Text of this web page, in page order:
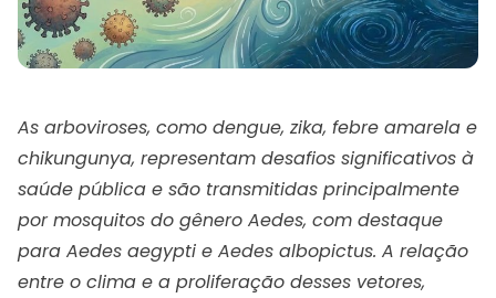
As arboviroses, como dengue, zika, febre amarela e
chikungunya, representam desafios significativos à
saúde pública e são transmitidas principalmente
por mosquitos do gênero Aedes, com destaque
para Aedes aegypti e Aedes albopictus. A relação
entre o clima e a proliferação desses vetores,